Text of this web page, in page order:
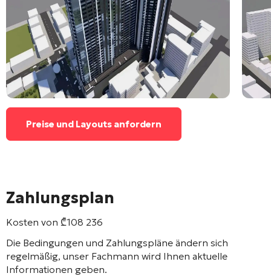
Preise und Layouts anfordern
Zahlungsplan
Kosten von ₾108 236
Die Bedingungen und Zahlungspläne ändern sich
regelmäßig, unser Fachmann wird Ihnen aktuelle
Informationen geben.